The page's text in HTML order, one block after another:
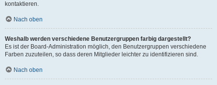
kontaktieren.
Nach oben
Weshalb werden verschiedene Benutzergruppen farbig dargestellt?
Es ist der Board-Administration möglich, den Benutzergruppen verschiedene
Farben zuzuteilen, so dass deren Mitglieder leichter zu identifizieren sind.
Nach oben